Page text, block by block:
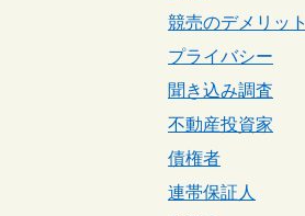
競売のデメリット
プライバシー
聞き込み調査
不動産投資家
債権者
連帯保証人